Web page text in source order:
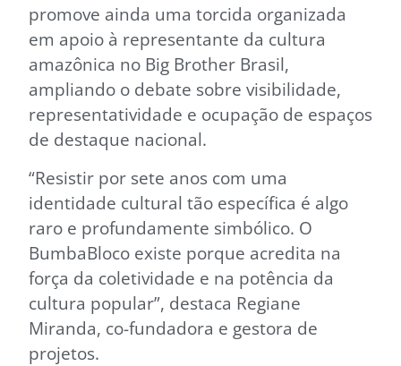
promove ainda uma torcida organizada
em apoio à representante da cultura
amazônica no Big Brother Brasil,
ampliando o debate sobre visibilidade,
representatividade e ocupação de espaços
de destaque nacional.
“Resistir por sete anos com uma
identidade cultural tão específica é algo
raro e profundamente simbólico. O
BumbaBloco existe porque acredita na
força da coletividade e na potência da
cultura popular”, destaca Regiane
Miranda, co-fundadora e gestora de
projetos.